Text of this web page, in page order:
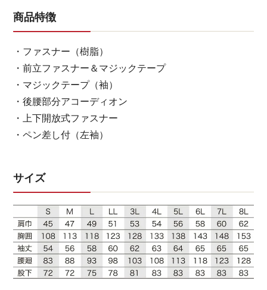
商品特徴
・ファスナー（樹脂）
・前立ファスナー＆マジックテープ
・マジックテープ（袖）
・後腰部分アコーディオン
・上下開放式ファスナー
・ペン差し付（左袖）
サイズ